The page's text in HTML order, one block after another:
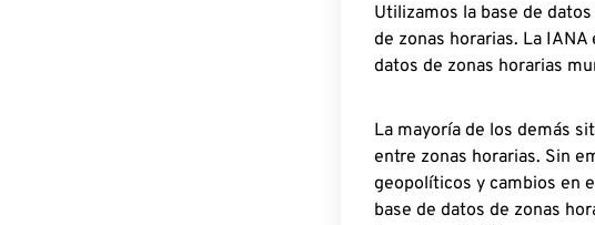
Utilizamos la base de
de zonas horarias. La
datos de zonas horarias
La mayoría de los demás
entre zonas horarias. Sin
geopolíticos y cambios en
base de datos de zonas